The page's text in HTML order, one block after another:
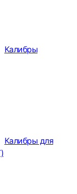
Калибры
Калибры для